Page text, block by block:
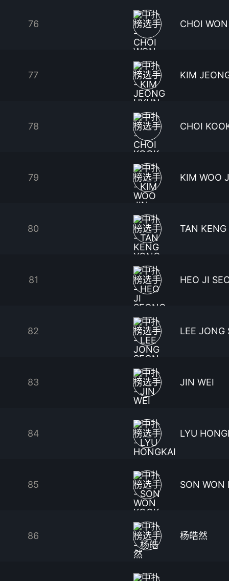
76 CHOI WON
77 KIM
78 CHOI
79 KIM WOO
80 TAN KENG
81 HEO JI
82 LEE JONG
83 JIN WEI
84 LYU
85 SON WON
86 杨皓然